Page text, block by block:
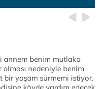
annem benim mutlaka
olması nedeniyle benim
bir yaşam sürmemi istiyor.